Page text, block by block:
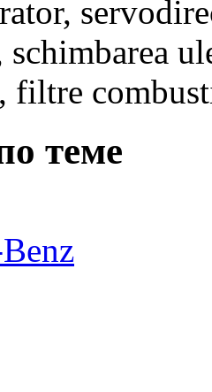
filtre
теме